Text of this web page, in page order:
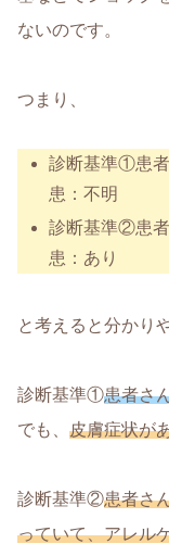
ないのです。
つまり、
診断基準①患
患：不明
診断基準②患
患：あり
と考えると分かり
診断基準①患者さ
でも、 皮膚症状が
診断基準②患者さ
っていて、アレル